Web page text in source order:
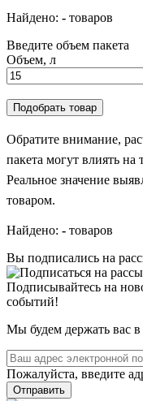
Найдено: - товаров
Введите объем пакета
Объем, л
Подобрать товар
Обратите внимание,
пакета могут влиять на
Реальное значение
товаром.
Найдено: - товаров
Вы подписались на
Подписывайтесь на
событий!
Мы будем держать вас
Пожалуйста, введите
Отправить